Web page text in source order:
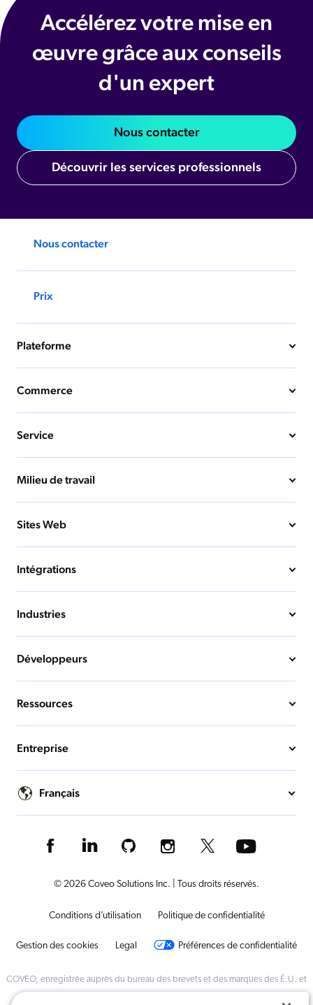
Accélérez votre mise en
œuvre grâce aux conseils
d'un expert
Nous contacter
Découvrir les services professionnels
Nous contacter
Prix
Plateforme
Commerce
Service
Milieu de travail
Sites Web
Intégrations
Industries
Développeurs
Ressources
Entreprise
Français
© 2026 Coveo Solutions Inc. | Tous droits réservés.
Conditions d’utilisation Politique de confidentialité
Gestion des cookies Legal Préférences de confidentialité
COVEO, enregistrée auprès du bureau des brevets et des marques des É.U. et